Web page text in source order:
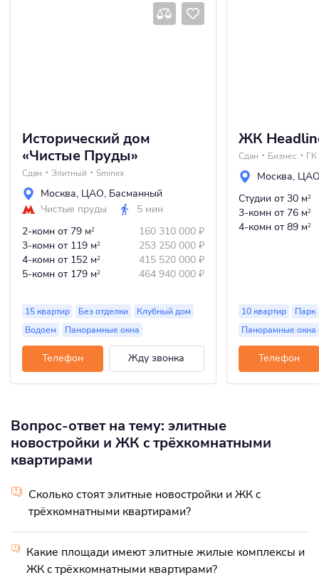
Исторический дом
«Чистые Пруды»
Сдан Элитный Sminex
Москва, ЦАО, Басманный
Чистые пруды
5 мин
2-комн от 79 м2 160 310 000 ₽
3-комн от 119 м2 253 250 000 ₽
4-комн от 152 м2 415 520 000 ₽
5-комн от 179 м2 464 940 000 ₽
15 квартир Без отделки
Клубный дом
Водоем
Панорамные окна
Телефон Жду звонка
ЖК
Сдан Бизнес
Москва,
Студии от 30 м2
3-комн от 76 м2
4-комн от 89 м2
10 квартир
Парк
Панорамные окна
Телефон
Вопрос-ответ на тему: элитные
новостройки и ЖК c трёхкомнатными
квартирами
Сколько стоят элитные новостройки и ЖК c
трёхкомнатными квартирами?
Какие площади имеют элитные жилые комплексы и
ЖК c трёхкомнатными квартирами?